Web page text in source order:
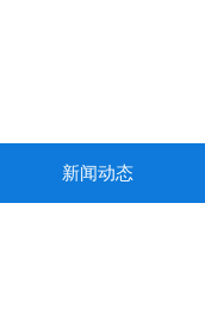
新闻动态